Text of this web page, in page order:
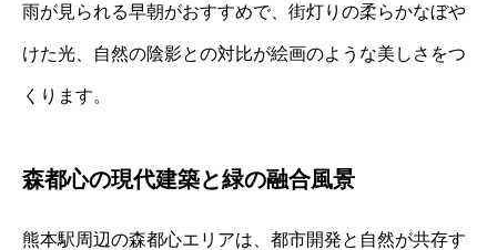
雨が見られる早朝がおすすめで、街灯りの柔らかなぼや
けた光、自然の陰影との対比が絵画のような美しさをつ
くります。
森都心の現代建築と緑の融合風景
熊本駅周辺の森都心エリアは、都市開発と自然が共存す